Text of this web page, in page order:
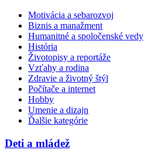
Motivácia a sebarozvoj
Biznis a manažment
Humanitné a spoločenské vedy
História
Životopisy a reportáže
Vzťahy a rodina
Zdravie a životný štýl
Počítače a internet
Hobby
Umenie a dizajn
Ďalšie kategórie
Deti a mládež